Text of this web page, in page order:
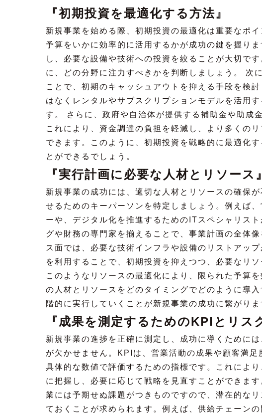
『初期投資を最適化する方法』
新規事業を始める際、初期投資の最適化は重要なポ
予算をいかに効率的に活用するかが成功の鍵を握り
し、必要な設備や技術への投資を絞ることが大切で
に、どの分野に注力すべきかを判断しましょう。 次
ことで、初期のキャッシュアウトを抑える手段を検
はなくレンタルやサブスクリプションモデルを活用
す。 さらに、政府や自治体が提供する補助金や助成
これにより、資金調達の負担を軽減し、より多くの
できます。このように、初期投資を戦略的に最適化
とができるでしょう。
『実行計画に必要な人材とリソース』
新規事業の成功には、適切な人材とリソースの確保
せるためのキーパーソンを特定しましょう。例えば
ーや、デジタル化を推進するためのITスペシャリス
グや財務の専門家を揃えることで、事業計画の全体
ス面では、必要な技術インフラや設備のリストアッ
を利用することで、初期投資を抑えつつ、必要なリ
このようなリソースの最適化により、限られた予算
の人材とリソースをどのタイミングでどのように導
階的に実行していくことが新規事業の成功に繋がりま
『成果を測定するためのKPIとリス
新規事業の進捗を正確に測定し、成功に導くために
が欠かせません。KPIは、営業活動の成果や顧客満
具体的な数値で評価するための指標です。これによ
に把握し、必要に応じて戦略を見直すことができま
業には予期せぬ課題がつきものですので、潜在的な
ておくことが求められます。例えば、供給チェーン